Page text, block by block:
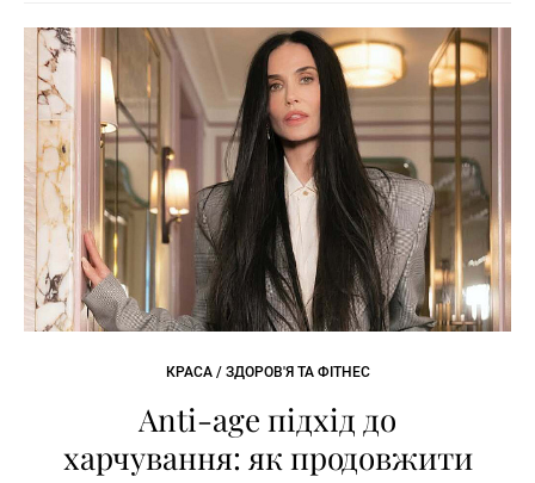
КРАСА / ЗДОРОВ'Я ТА ФІТНЕС
Anti-age підхід до
харчування: як продовжити